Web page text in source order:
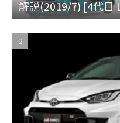
解説(2019/7) [4代目